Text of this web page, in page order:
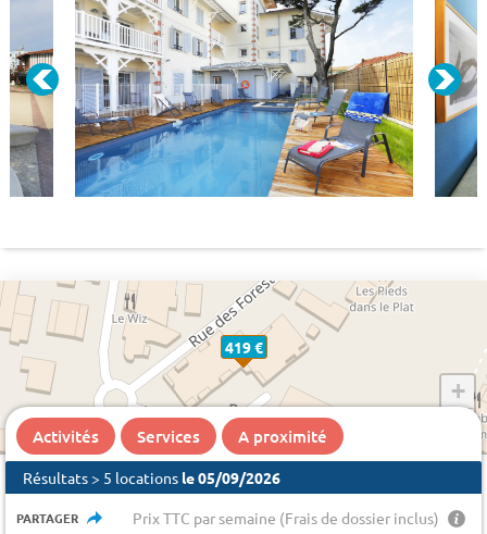
419 €
+
Activités Services A proximité
Résultats > 5 locations le 05/09/2026
PARTAGER Prix TTC par semaine (Frais de dossier inclus)